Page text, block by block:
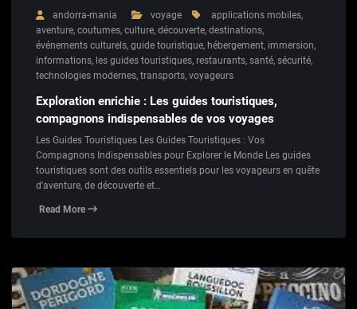
andorra-mania voyage applications mobiles,
aventure, coutumes, culture, découverte, destinations,
événements culturels, guide touristique, hébergement, immersion,
informations, les guides touristiques, restaurants, santé, sécurité,
technologies modernes, transports, voyageurs
Exploration enrichie : Les guides touristiques,
compagnons indispensables de vos voyages
Les Guides Touristiques Les Guides Touristiques : Vos
Compagnons Indispensables pour Explorer le Monde Les guides
touristiques sont des outils essentiels pour les voyageurs en quête
d'aventure, de découverte et…
Read More